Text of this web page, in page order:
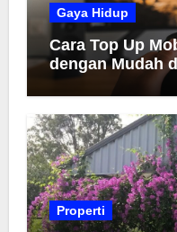
Gaya Hidup
Cara Top Up
dengan Mudah
Properti